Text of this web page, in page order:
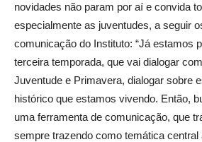
novidades não param por aí e convida
especialmente as juventudes, a seguir
comunicação do Instituto: “Já estamos
terceira temporada, que vai dialogar
Juventude e Primavera, dialogar sobre
histórico que estamos vivendo. Então,
uma ferramenta de comunicação, que
sempre trazendo como temática central